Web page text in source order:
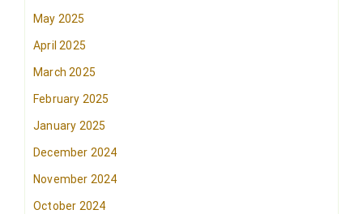
May 2025
April 2025
March 2025
February 2025
January 2025
December 2024
November 2024
October 2024